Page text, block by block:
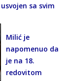
sa svim
Milić je
napomenuo da
je na 18.
redovitom